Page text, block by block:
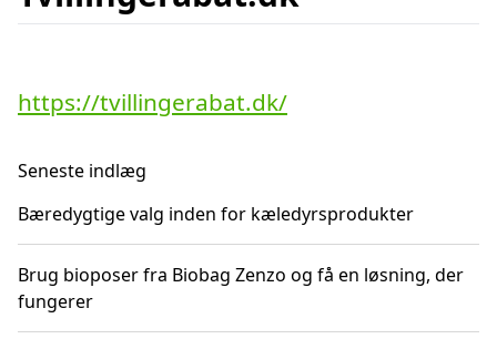
https://tvillingerabat.dk/
Seneste indlæg
Bæredygtige valg inden for kæledyrsprodukter
Brug bioposer fra Biobag Zenzo og få en løsning, der
fungerer